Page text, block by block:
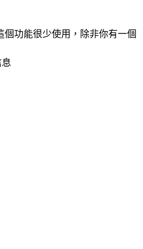
個功能很少使用，除非你有一個